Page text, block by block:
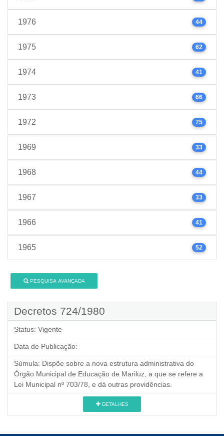
1976 44
1975 62
1974 41
1973 66
1972 75
1969 33
1968 44
1967 33
1966 41
1965 52
PESQUISA AVANÇADA
Decretos 724/1980
Status: Vigente
Data de Publicação:
Súmula: Dispõe sobre a nova estrutura administrativa do
Órgão Municipal de Educação de Mariluz, a que se refere a
Lei Municipal nº 703/78, e dá outras providências.
DETALHES